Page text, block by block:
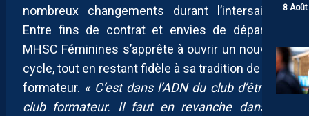
8
nombreux changements durant l’intersaison.
Entre fins de contrat et envies de départ, le
MHSC Féminines s’apprête à ouvrir un nouveau
cycle, tout en restant fidèle à sa tradition de club
formateur. « C’est dans l’ADN du club d’être un
club formateur. Il faut en revanche dans ce